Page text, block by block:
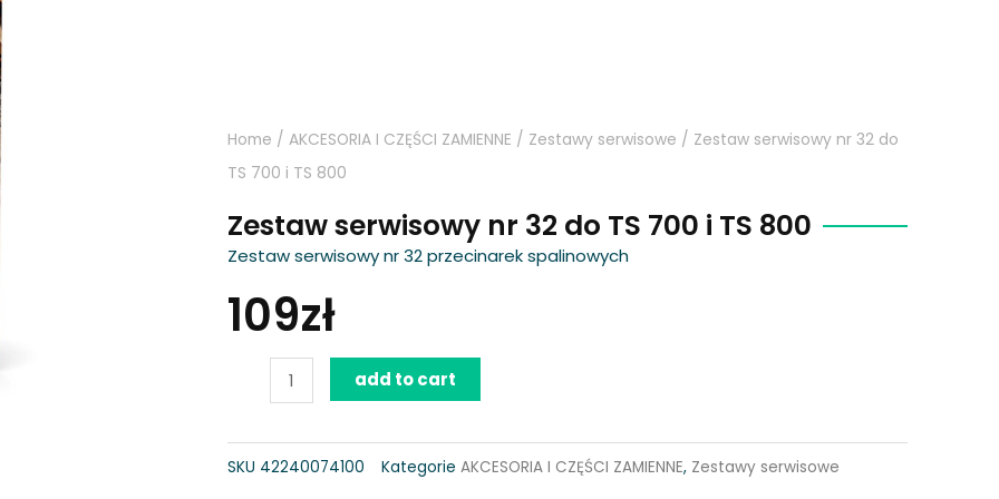
Home / AKCESORIA I CZĘŚCI ZAMIENNE / Zestawy serwisowe / Zestaw serwisowy nr 32 do
TS 700 i TS 800
Zestaw serwisowy nr 32 do TS 700 i TS 800
Zestaw serwisowy nr 32 przecinarek spalinowych
109zł
serwisowy
nr
32
add to cart
SKU 42240074100 Kategorie AKCESORIA I CZĘŚCI ZAMIENNE, Zestawy serwisowe